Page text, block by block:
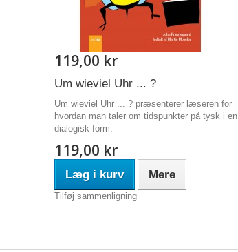
119,00 kr
Um wieviel Uhr ... ?
Um wieviel Uhr ... ? præsenterer læseren for
hvordan man taler om tidspunkter på tysk i en
dialogisk form.
119,00 kr
Læg i kurv Mere
Tilføj sammenligning